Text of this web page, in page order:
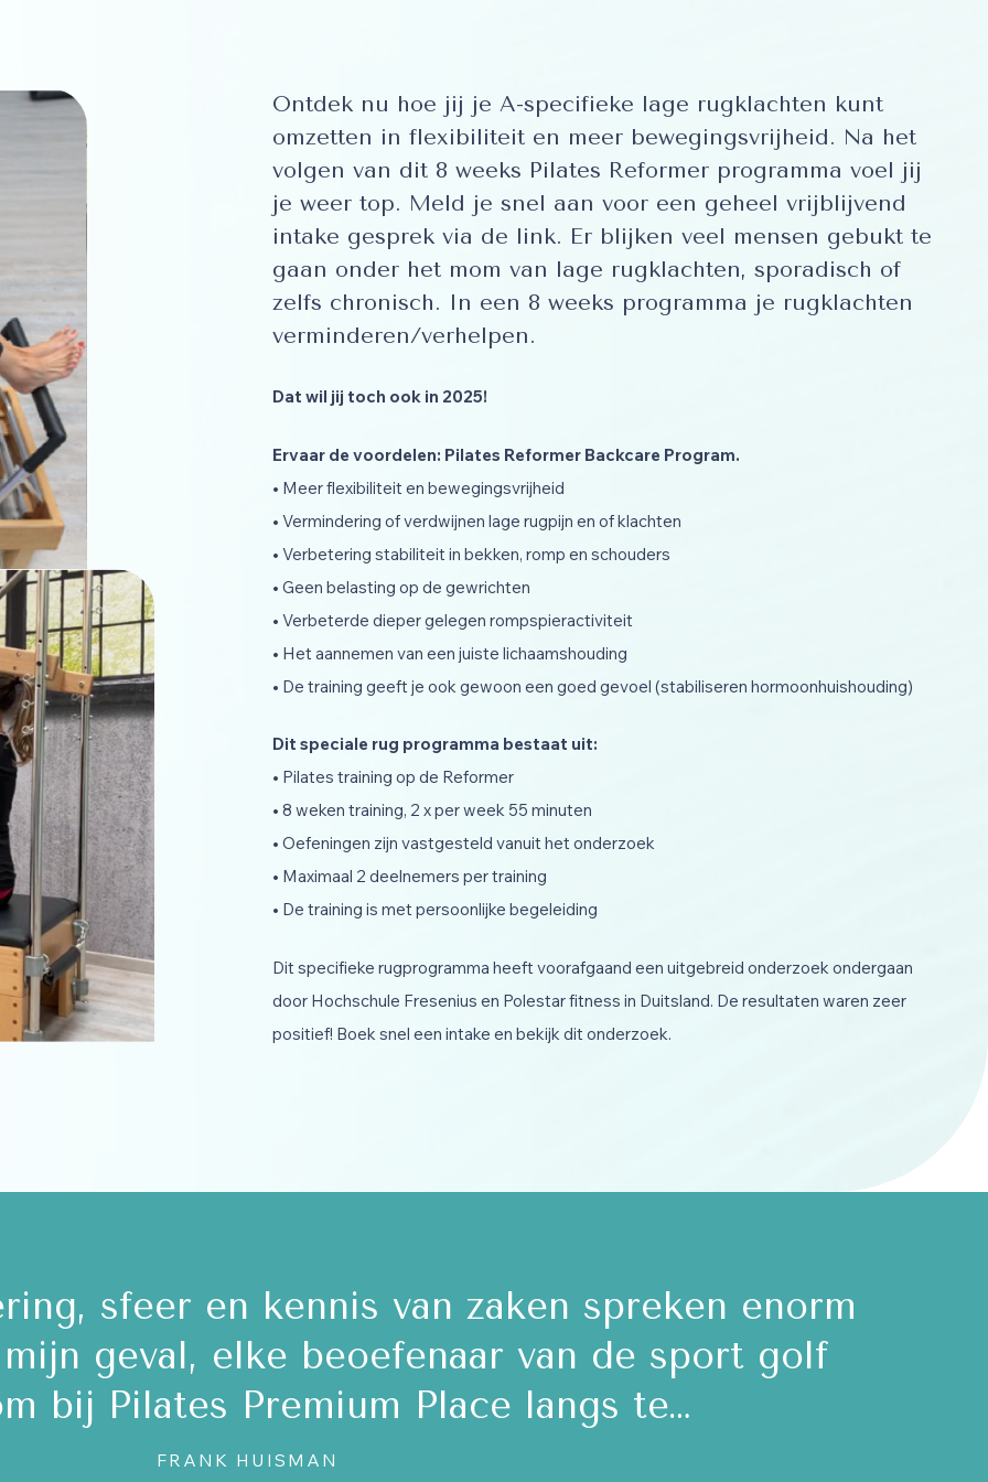
Ontdek nu hoe jij je A-specifieke lage rugklachten kunt
omzetten in flexibiliteit en meer bewegingsvrijheid. Na het
volgen van dit 8 weeks Pilates Reformer programma voel jij
je weer top. Meld je snel aan voor een geheel vrijblijvend
intake gesprek via de link. Er blijken veel mensen gebukt te
gaan onder het mom van lage rugklachten, sporadisch of
zelfs chronisch. In een 8 weeks programma je rugklachten
verminderen/verhelpen.
Dat wil jij toch ook in 2025!
Ervaar de voordelen: Pilates Reformer Backcare Program.
• Meer flexibiliteit en bewegingsvrijheid
• Vermindering of verdwijnen lage rugpijn en of klachten
• Verbetering stabiliteit in bekken, romp en schouders
• Geen belasting op de gewrichten
• Verbeterde dieper gelegen rompspieractiviteit
• Het aannemen van een juiste lichaamshouding
• De training geeft je ook gewoon een goed gevoel (stabiliseren hormoonhuishouding)
Dit speciale rug programma bestaat uit:
• Pilates training op de Reformer
• 8 weken training, 2 x per week 55 minuten
• Oefeningen zijn vastgesteld vanuit het onderzoek
• Maximaal 2 deelnemers per training
• De training is met persoonlijke begeleiding
Dit specifieke rugprogramma heeft voorafgaand een uitgebreid onderzoek ondergaan
door Hochschule Fresenius en Polestar fitness in Duitsland. De resultaten waren zeer
positief! Boek snel een intake en bekijk dit onderzoek.
en een zeer leerzame privé sessie op
van Diani. Zij is ontzettend kundig en doceert
heel goed. Ik ben echt fan!…
NEELTJE GAST